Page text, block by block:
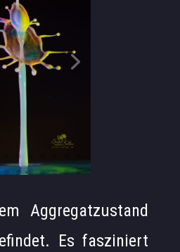
Aggregatzustand
Es fasziniert